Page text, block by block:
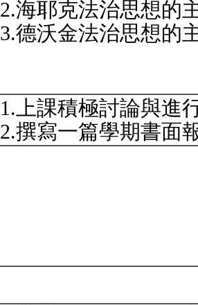
2.海耶克法治思想的
3.德沃金法治思想的
1.上課積極討論與進
2.撰寫一篇學期書面